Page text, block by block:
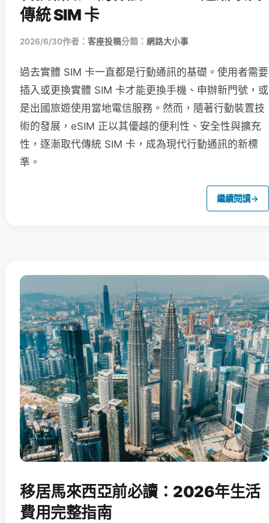
傳統 SIM 卡
2026/6/30作者： 客座投稿分類： 網路大小事
過去實體 SIM 卡一直都是行動通訊的基礎。使用者需要
插入或更換實體 SIM 卡才能更換手機、申辦新門號，或
是出國旅遊使用當地電信服務。然而，隨著行動裝置技
術的發展，eSIM 正以其優越的便利性、安全性與擴充
性，逐漸取代傳統 SIM 卡，成為現代行動通訊的新標
準。
繼續閱讀→
移居馬來西亞前必讀：2026年生活
費用完整指南